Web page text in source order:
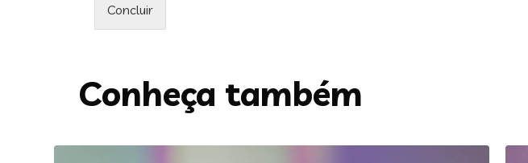
Concluir
Conheça também